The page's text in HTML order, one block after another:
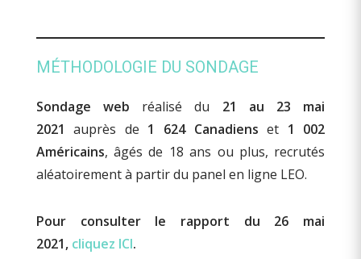
MÉTHODOLOGIE DU SONDAGE
Sondage web réalisé du 21 au 23 mai
2021 auprès de 1 624 Canadiens et 1 002
Américains, âgés de 18 ans ou plus, recrutés
aléatoirement à partir du panel en ligne LEO.
Pour consulter le rapport du 26 mai
2021, cliquez ICI.